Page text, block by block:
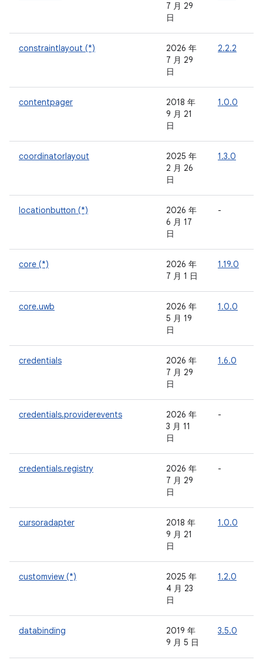
7 月 29
日
constraintlayout (*)
2026 年
7 月 29
日
2.2.2
contentpager
2018 年
9 月 21
日
1.0.0
coordinatorlayout
2025 年
2 月 26
日
1.3.0
locationbutton (*)
2026 年
6 月 17
日
-
core (*)
2026 年
7 月 1 日
1.19.0
core.uwb
2026 年
5 月 19
日
1.0.0
credentials
2026 年
7 月 29
日
1.6.0
credentials.providerevents
2026 年
3 月 11
日
-
credentials.registry
2026 年
7 月 29
日
-
cursoradapter
2018 年
9 月 21
日
1.0.0
customview (*)
2025 年
4 月 23
日
1.2.0
databinding
2019 年
9 月 5 日
3.5.0